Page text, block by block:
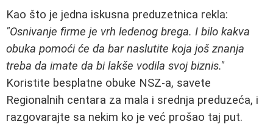
Kao što je jedna iskusna preduzetnica rekla:
"Osnivanje firme je vrh ledenog brega. I bilo kakva
obuka pomoći će da bar naslutite koja još znanja
treba da imate da bi lakše vodila svoj biznis."
Koristite besplatne obuke NSZ-a, savete
Regionalnih centara za mala i srednja preduzeća, i
razgovarajte sa nekim ko je već prošao taj put.